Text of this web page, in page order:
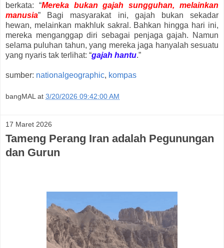
berkata: “Mereka bukan gajah sungguhan, melainkan
manusia” Bagi masyarakat ini, gajah bukan sekadar
hewan, melainkan makhluk sakral. Bahkan hingga hari ini,
mereka menganggap diri sebagai penjaga gajah. Namun
selama puluhan tahun, yang mereka jaga hanyalah sesuatu
yang nyaris tak terlihat: “gajah hantu.”
sumber: nationalgeographic, kompas
bangMAL at 3/20/2026 09:42:00 AM
17 Maret 2026
Tameng Perang Iran adalah Pegunungan
dan Gurun